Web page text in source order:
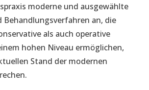
moderne und ausgewählte
Behandlungsverfahren an, die
als auch operative
hohen Niveau ermöglichen,
Stand der modernen